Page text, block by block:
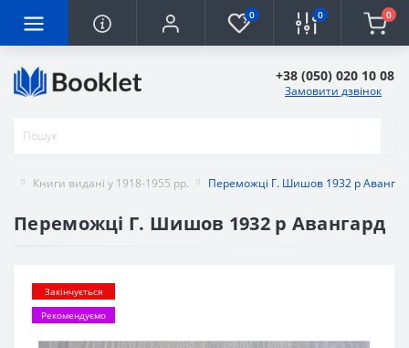
0 0 0
+38 (050) 020 10 08
Замовити дзвінок
Книги видані у 1918-1955 рр. Переможці Г. Шишов 1932 р
Переможці Г. Шишов 1932 р Авангард
Закінчується
Рекомендуємо